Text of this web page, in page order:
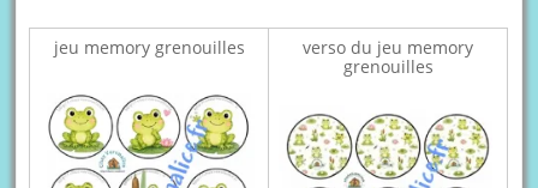
jeu memory grenouilles
verso du jeu memory
grenouilles